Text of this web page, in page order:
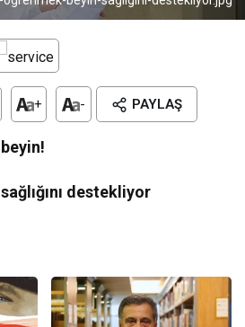
+ - PAYLAŞ
destekliyor